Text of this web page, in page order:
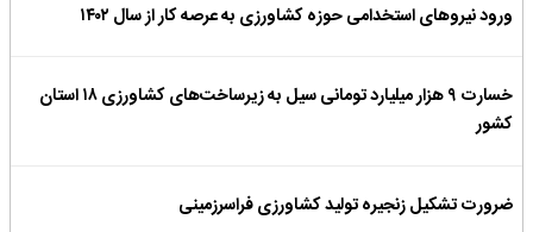
ورود نیروهای استخدامی حوزه کشاورزی به عرصه کار از سال ۱۴۰۲
خسارت ۹ هزار میلیارد تومانی سیل به زیرساخت‌های کشاورزی ۱۸ استان
کشور
ضرورت تشکیل زنجیره تولید کشاورزی فراسرزمینی